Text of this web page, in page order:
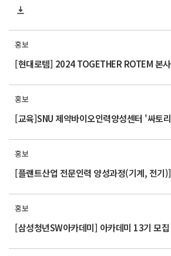
홍보
홍보
홍보
[플랜트산업 전문인력 양성과정(기계, 전기)]
홍보
[삼성청년SW아카데미] 아카데미 13기 모집